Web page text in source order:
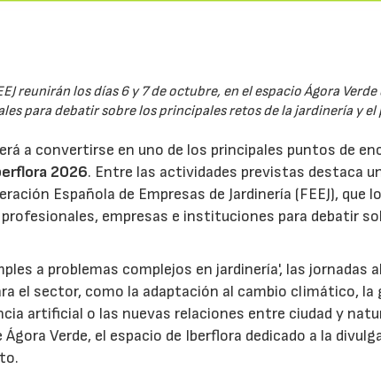
reunirán los días 6 y 7 de octubre, en el espacio Ágora
para debatir sobre los principales retos de la jardinería y el
a convertirse en uno de los principales puntos de
2026. Entre las actividades previstas destaca
Española de Empresas de Jardinería (FEEJ), que
profesionales, empresas e instituciones para debatir
a problemas complejos en jardinería', las jornadas
el sector, como la adaptación al cambio climático, la
artificial o las nuevas relaciones entre ciudad y
Verde, el espacio de Iberflora dedicado a la